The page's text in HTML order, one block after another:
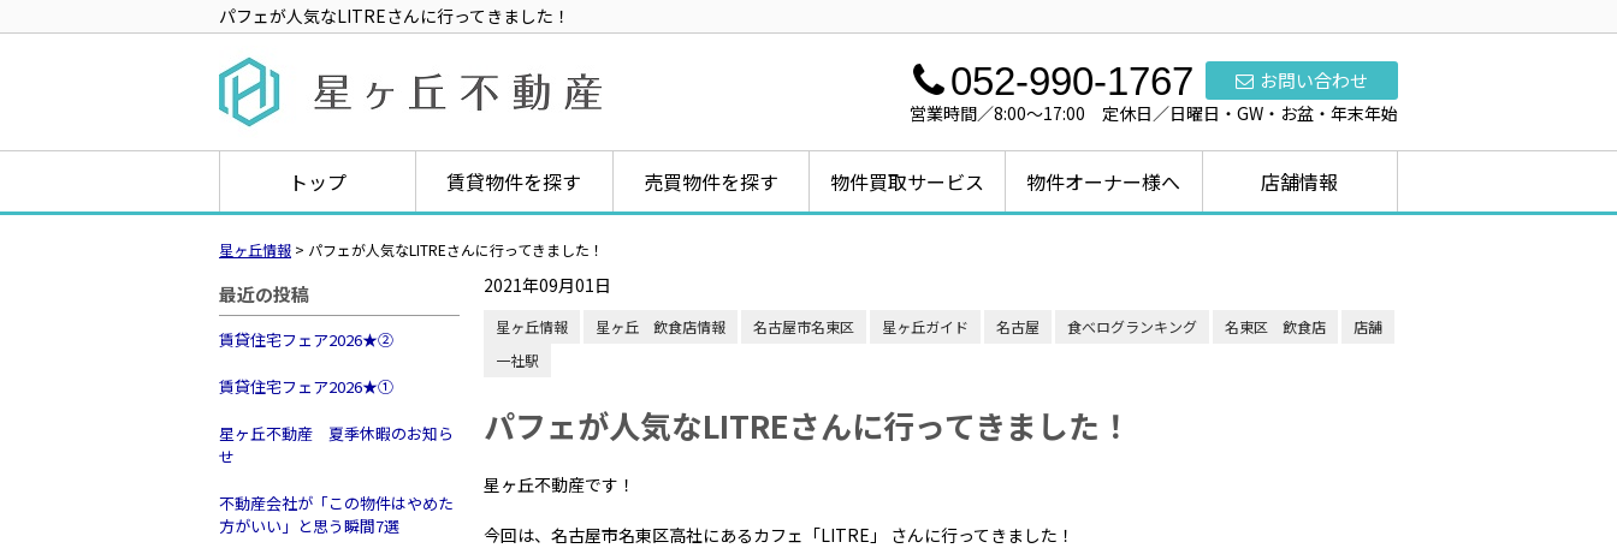
パフェが人気なLITREさんに行ってきました！
お問い合わせ
052-990-1767
営業時間／8:00～17:00 定休日／日曜日・GW・お盆・年末年始
トップ 賃貸物件を探す 売買物件を探す 物件買取サービス 物件オーナー様へ 店舗情報
星ヶ丘情報 > パフェが人気なLITREさんに行ってきました！
最近の投稿
賃貸住宅フェア2026★➁
賃貸住宅フェア2026★①
星ヶ丘不動産 夏季休暇のお知ら
せ
不動産会社が「この物件はやめた
方がいい」と思う瞬間7選
2021年09月01日
星ヶ丘情報 星ヶ丘 飲食店情報 名古屋市名東区 星ヶ丘ガイド 名古屋 食べログランキング 名東区 飲食店
店舗
一社駅
パフェが人気なLITREさんに行ってきました！
星ヶ丘不動産です！
今回は、名古屋市名東区高社にあるカフェ「LITRE」 さんに行ってきました！